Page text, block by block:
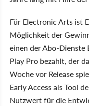
Für Electronic Arts ist
Möglichkeit der
einen der Abo-Dienste
Play Pro bezahlt, der
Woche vor Release
Early Access als Tool
Nutzwert für die